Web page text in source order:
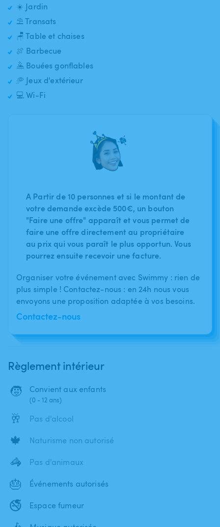
☀️ Jardin
⛱️ Transats
🪑 Table et chaises
🍖 Barbecue
🤽 Bouées gonflables
🥏 Jeux d'extérieur
💻 Wi-Fi
A Partir de 10 personnes et si le montant de
votre demande excède 500€, un bouton
"Faire une offre" apparaît et vous permet de
faire une offre directement au propriétaire
au prix qui vous paraît le plus opportun. Vous
pourrez ensuite recevoir une facture.
Organiser votre événement avec Swimmy : rien de
plus simple ! Contactez-nous : en 24h nous vous
envoyons une proposition adaptée à vos besoins.
Contactez-nous
Règlement intérieur
🧒 Convient aux enfants
(0 - 12 ans)
🥂 Pas d'alcool
🍁 Naturisme non autorisé
🦓 Pas d'animaux
🎂 Événements autorisés
🚭 Espace fumeur